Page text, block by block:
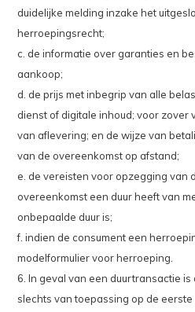
duidelijke melding inzake het
herroepingsrecht;
c. de informatie over garanties en
aankoop;
d. de prijs met inbegrip van alle
dienst of digitale inhoud; voor zover
van aflevering; en de wijze van
van de overeenkomst op afstand;
e. de vereisten voor opzegging van
overeenkomst een duur heeft van
onbepaalde duur is;
f. indien de consument een
modelformulier voor herroeping.
6. In geval van een duurtransactie
slechts van toepassing op de eerste